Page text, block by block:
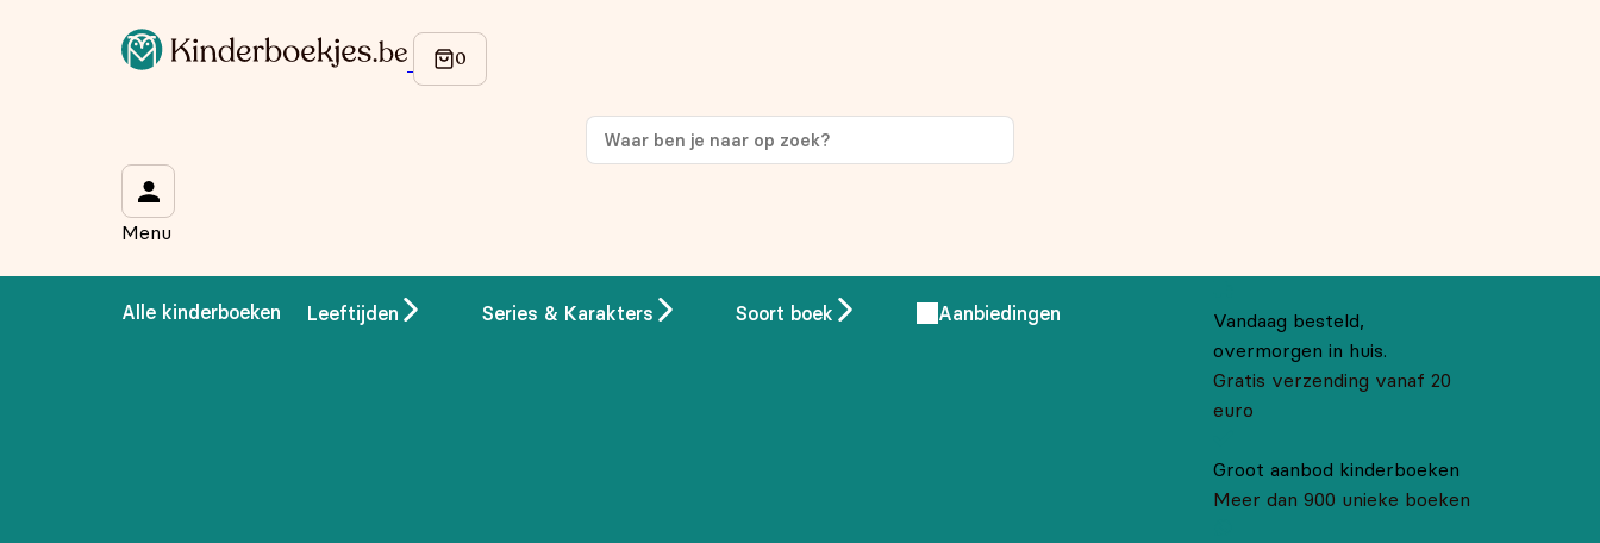
Menu
Alle kinderboeken Leeftijden Series & Karakters Soort boek Aanbiedingen
Vandaag besteld,
overmorgen in huis.
Gratis verzending vanaf 20
euro
Groot aanbod kinderboeken
Meer dan 900 unieke boeken